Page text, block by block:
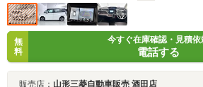
無
料
今すぐ在庫確認・見積依
電話する
販売店： 山形三菱自動車販売 酒田店